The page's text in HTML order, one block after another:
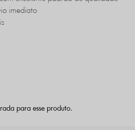
imediato
para esse produto.